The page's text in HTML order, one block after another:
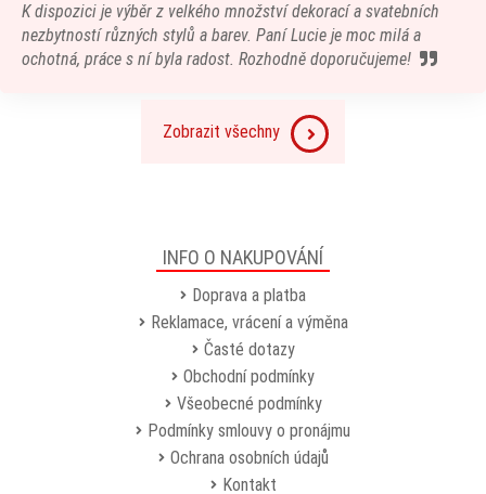
K dispozici je výběr z velkého množství dekorací a svatebních
nezbytností různých stylů a barev. Paní Lucie je moc milá a
ochotná, práce s ní byla radost. Rozhodně doporučujeme!
Zobrazit všechny
INFO O NAKUPOVÁNÍ
Doprava a platba
Reklamace, vrácení a výměna
Časté dotazy
Obchodní podmínky
Všeobecné podmínky
Podmínky smlouvy o pronájmu
Ochrana osobních údajů
Kontakt